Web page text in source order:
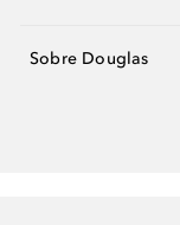
Sobre Douglas